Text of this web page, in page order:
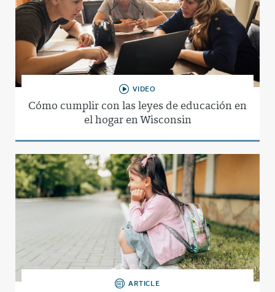
VIDEO
Cómo cumplir con las leyes de educación en
el hogar en Wisconsin
ARTICLE